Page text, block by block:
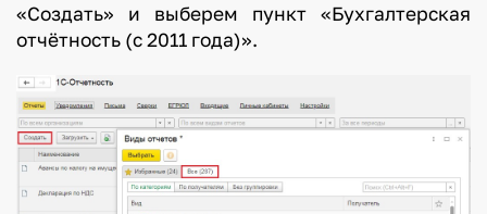
«Создать» и выберем пункт «Бухгалтерская
отчётность (с 2011 года)».